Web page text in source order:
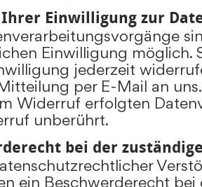
Einwilligung zur
Einwilligung möglich.
jederzeit
per E-Mail an
Widerruf erfolgten
unberührt.
bei der
ein Beschwerderecht bei